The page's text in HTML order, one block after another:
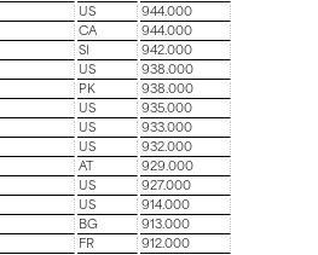
US
944.000
CA
944.000
SI
942.000
US
938.000
PK
938.000
US
935.000
US
933.000
US
932.000
AT
929.000
US
927.000
US
914.000
BG
913.000
FR
912.000